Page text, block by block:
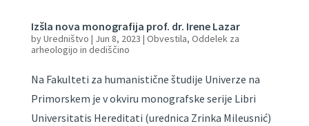
Izšla nova monografija prof. dr. Irene Lazar
byUredništvo | Jun 8, 2023 | Obvestila, Oddelek za
arheologijo in dediščino
Na Fakulteti za humanistične študije Univerze na
Primorskem je v okviru monografske serije Libri
Universitatis Hereditati (urednica Zrinka Mileusnić)